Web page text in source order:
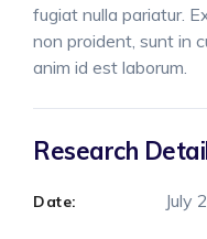
fugiat nulla pariatur.
non proident, sunt in
anim id est laborum.
Research
Date: July